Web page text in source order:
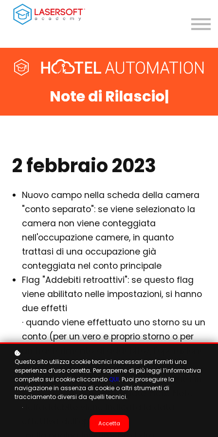
Teleassistenza
Accedi
Registrati
Note di Rilascio|
2 febbraio 2023
Nuovo campo nella scheda della camera
"conto separato": se viene selezionato la
camera non viene conteggiata
nell'occupazione camere, in quanto
trattasi di una occupazione già
conteggiata nel conto principale
Flag "Addebiti retroattivi": se questo flag
viene abilitato nelle impostazioni, si hanno
due effetti
· quando viene effettuato uno storno su un
conto (per un vero e proprio storno o per
di storno viene conteggiata nella data
dell'addebito originario e non nella data in
cui lo storno viene effettuato. Nelle Note
dell’addebito viene indicata la data
effettiva dell’operazione
Questo sito utilizza cookie tecnici necessari per fornirti una
esperienza d’uso corretta. Per saperne di più leggi l’informativa
completa sui cookie cliccandoQUI. Puoi proseguire la
navigazione in assenza di cookie o altri strumenti di
tracciamento diversi da quelli tecnici.
.
Accetta